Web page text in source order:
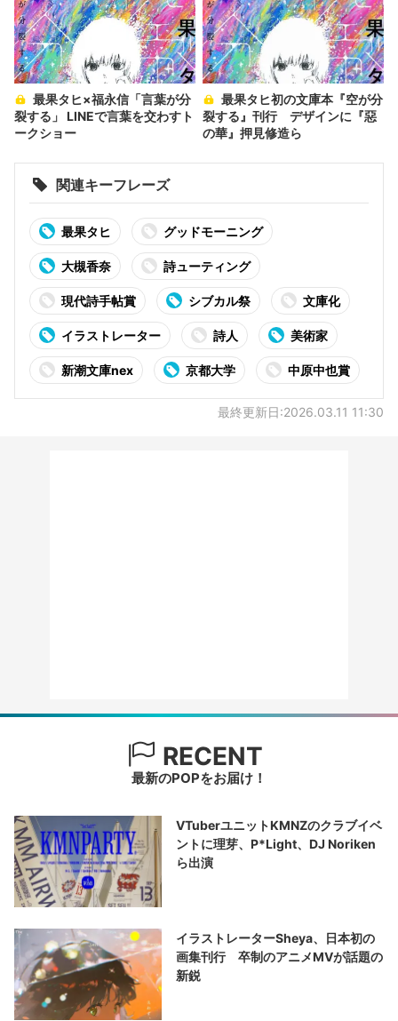
裂する」 LINEで言葉を交わすト
ークショー
裂する』刊行 デザインに『惡
の華』押見修造ら
関連キーフレーズ
最果タヒ グッドモーニング
大槻香奈 詩ューティング
現代詩手帖賞 シブカル祭 文庫化
イラストレーター 詩人 美術家
新潮文庫nex 京都大学 中原中也賞
最終更新日:2026.03.11 11:30
RECENT
最新のPOPをお届け！
VTuberユニットKMNZのクラブイベ
ントに理芽、P*Light、DJ Noriken
ら出演
イラストレーターSheya、日本初の
画集刊行 卒制のアニメMVが話題の
新鋭